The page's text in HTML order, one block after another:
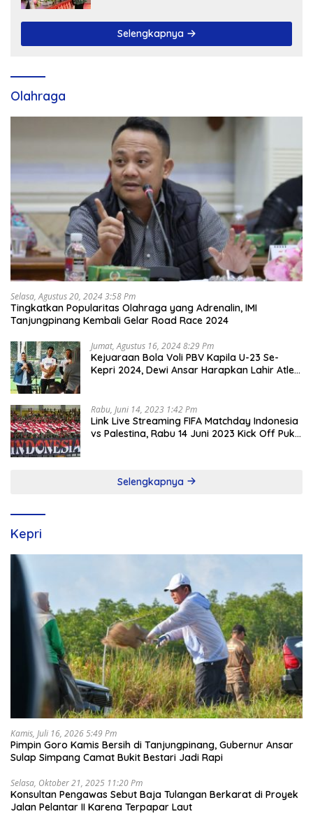
Selengkapnya
Olahraga
Selasa, Agustus 20, 2024 3:58 Pm
Tingkatkan Popularitas Olahraga yang Adrenalin, IMI
Tanjungpinang Kembali Gelar Road Race 2024
Jumat, Agustus 16, 2024 8:29 Pm
Kejuaraan Bola Voli PBV Kapila U-23 Se-
Kepri 2024, Dewi Ansar Harapkan Lahir Atlet
Rabu, Juni 14, 2023 1:42 Pm
Link Live Streaming FIFA Matchday Indonesia
vs Palestina, Rabu 14 Juni 2023 Kick Off Pukul
Selengkapnya
Kepri
Kamis, Juli 16, 2026 5:49 Pm
Pimpin Goro Kamis Bersih di Tanjungpinang, Gubernur Ansar
Sulap Simpang Camat Bukit Bestari Jadi Rapi
Selasa, Oktober 21, 2025 11:20 Pm
Konsultan Pengawas Sebut Baja Tulangan Berkarat di Proyek
Jalan Pelantar II Karena Terpapar Laut